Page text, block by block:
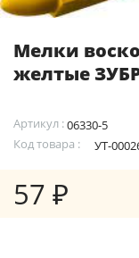
Мелки
желтые ЗУБР
Артикул :06330-5
Код товара :
УТ-
57 ₽